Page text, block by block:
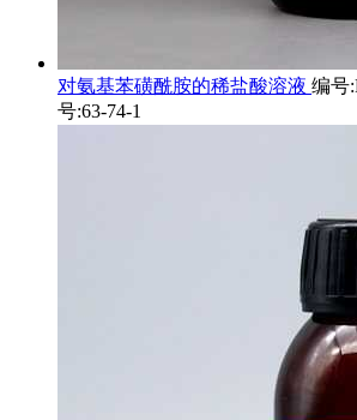
对氨基苯磺酰胺的稀盐酸溶液 编号
号:63-74-1